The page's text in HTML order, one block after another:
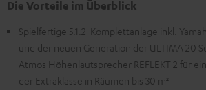
Die Vorteile im Überblick
Spielfertige 5.1.2-Komplettanlage inkl.
und der neuen Generation der ULTIMA 20
Atmos Höhenlautsprecher REFLEKT 2 für
der Extraklasse in Räumen bis 30 m²